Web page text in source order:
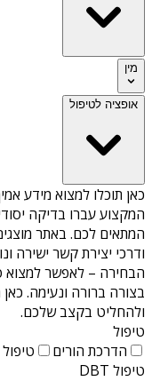
מין
אופציה לטיפול
כאן תוכלו למצוא מידע
המקצוע עברו בדיקה
המתאים לכם. באתר
ודרכי יצירת קשר ישירה
הבחירה – לאפשר למצוא
בצורה ברורה ונעימה.
ולהחליט בקצב שלכם.
טיפול
הדרכת הורים
טיפול ACT
טיפול DBT